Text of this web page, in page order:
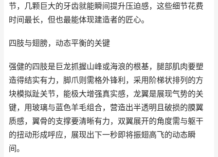
节，几颗巨大的牙齿就能瞬间提升压迫感，这些细节花费
时间最长，但也最能体现建造者的匠心。
四肢与翅膀，动态平衡的关键
强健的四肢是巨龙抓握山峰或海浪的根基，腿部肌肉要塑
造得结实有力，脚爪则需格外锋利，采用阶梯状排列的方
块模拟趾关节，能极大增强真实感，龙翼是展现气势的关
键，用玻璃与蓝色羊毛组合，营造出半透明且破损的膜翼
质感，翼骨的支撑要清晰有力，双翼展开的角度需与躯干
的扭动形成呼应，展现出下一秒即将振翅高飞的动态瞬
间。